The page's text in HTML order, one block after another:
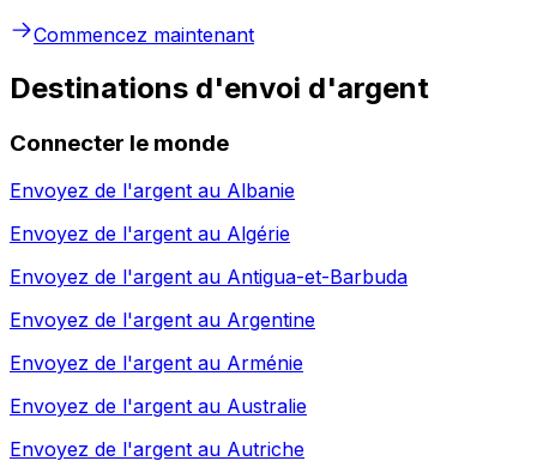
Commencez maintenant
Destinations d'envoi d'argent
Connecter le monde
Envoyez de l'argent au Albanie
Envoyez de l'argent au Algérie
Envoyez de l'argent au Antigua-et-Barbuda
Envoyez de l'argent au Argentine
Envoyez de l'argent au Arménie
Envoyez de l'argent au Australie
Envoyez de l'argent au Autriche